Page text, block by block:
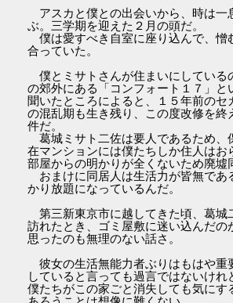
アスカと僕との出会いから、時は一
ぶ。三学期を迎えた２月の頭だ。
僕は愛すべき自室に座り込んで、憎
合っていた。
僕とミサトさんが住まいにしている
の郊外にある「コンフォート１７」と
聞いたところによると、１５年前のセ
の混乱期も生き残り、この度改修を終
件だ。
葛城ミサト二佐は要人であるため、
在マンションには僕たちしか住人はお
部屋からの明かりが全くないため廃墟
おまけに同居人は生活力が皆無であ
かり放題になっているんだ。
第三新東京市に越してきた頃、葛城
訪れたとき、ゴミ屋敷に迷い込んだの
思ったのも無理のない話さ。
彼女の生活無能力者ぶりはもはや重
していると言っても過言ではないけれ
僕たちがこの家ごと消失しても気にす